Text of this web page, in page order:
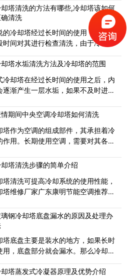
器出水孔很容易堵塞，为保证冷却水
的正常运行，建议对冷却塔进行定期
塔清洗的方法有哪些,冷却塔该如何
清洗
的冷却塔经过长时间的使用，也需要
时间对其进行检查清洗，由于冷却塔
因此会导致许多的泥沙以及杂物被卷
却塔的内部，长此以往必会导致其散
力的下降，那么冷却塔怎么清洗
塔水垢清洗方法及冷却塔的范围
冷却塔在经过长时间的使用之后，内
逐渐产生一层水垢，如果不及时进行
影响，如何清洗闭式冷却塔水垢呢?
具体清除水垢的方法有哪些呢？
期间中央空调冷却塔如何清洗
塔作为空调的组成部件，其承担着冷
作用。长期使用空调，需要对其各部
外。如果长期不对冷却塔进行维护与
低，运行噪音增大等等...
塔清洗步骤的简单介绍
塔清洗可提高冷却系统的使用性能，
塔维修厂家广东康明节能空调推荐起
有那些呢？今日就对冷却塔清洗步骤
一个简单的介绍...
钢冷却塔底盘漏水的原因及处理办
塔底盘主要是装水的地方，如果长时
用，底盘部分就会漏水。那么冷却塔
可以解决?1.冷却塔底盘经过长时间
塔蒸发式冷凝器原理及优势介绍